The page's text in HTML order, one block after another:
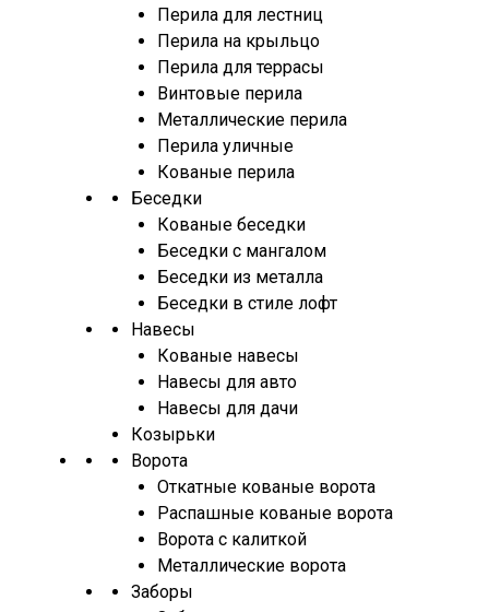
Перила для лестниц
Перила на крыльцо
Перила для террасы
Винтовые перила
Металлические перила
Перила уличные
Кованые перила
Беседки
Кованые беседки
Беседки с мангалом
Беседки из металла
Беседки в стиле лофт
Навесы
Кованые навесы
Навесы для авто
Навесы для дачи
Козырьки
Ворота
Откатные кованые ворота
Распашные кованые ворота
Ворота с калиткой
Металлические ворота
Заборы